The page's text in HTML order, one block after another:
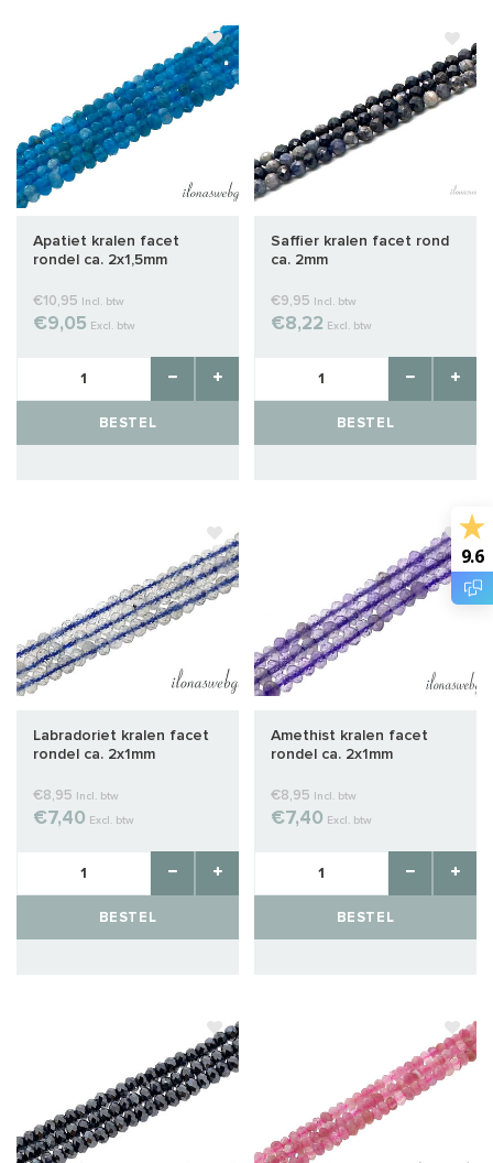
Apatiet kralen facet
rondel ca. 2x1,5mm
€10,95 Incl. btw
€9,05 Excl. btw
BESTEL
Saffier kralen facet rond
ca. 2mm
€9,95 Incl. btw
€8,22 Excl. btw
BESTEL
Labradoriet kralen facet
rondel ca. 2x1mm
€8,95 Incl. btw
€7,40 Excl. btw
BESTEL
Amethist kralen facet
rondel ca. 2x1mm
€8,95 Incl. btw
€7,40 Excl. btw
BESTEL
9.6